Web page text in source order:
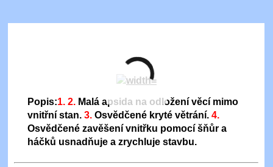
Popis:1. 2. Malá apsida na odložení věcí mimo
vnitřní stan. 3. Osvědčené kryté větrání. 4.
Osvědčené zavěšení vnitřku pomocí šňůr a
háčků usnadňuje a zrychluje stavbu.